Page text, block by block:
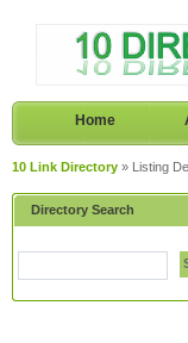
Home
10 Link Directory » Listing
Directory Search